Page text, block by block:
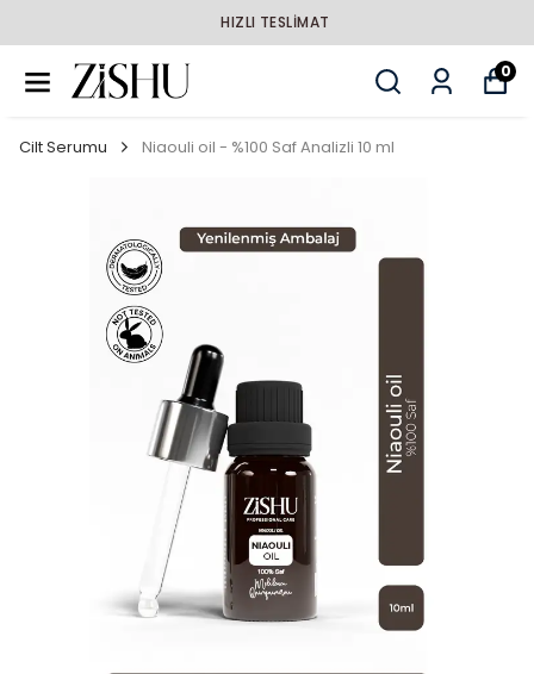
HIZLI TESLİMAT
0
Cilt Serumu Niaouli oil - %100 Saf Analizli 10 ml